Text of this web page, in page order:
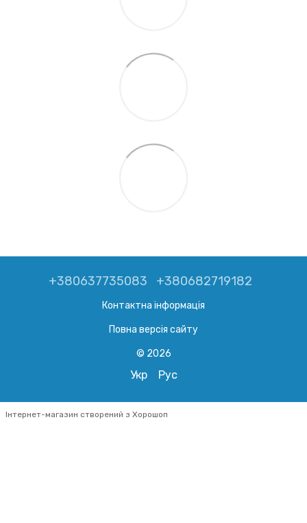
+380637735083 +380682719182
Контактна інформація
Повна версія сайту
© 2026
Укр Рус
Інтернет-магазин створений з Хорошоп